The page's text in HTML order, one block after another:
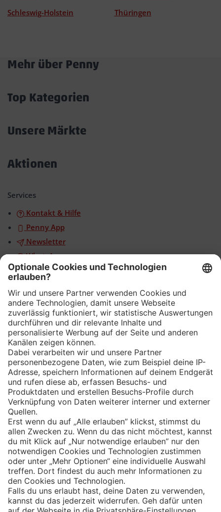
Schleswig-Holstein
Thüringen
Mehr über Penny
Top Kategorien
Unsere Märkte
Aktionen
Services
Kontakt & Hilfe
Penny App
Newsletter
WhatsApp
App
Eishockey
Impressum